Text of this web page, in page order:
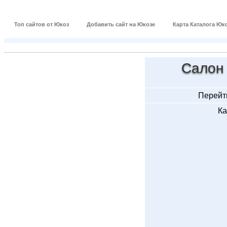
Топ сайтов от Юкоз Добавить сайт на Юкозе Карта Каталога
Салон